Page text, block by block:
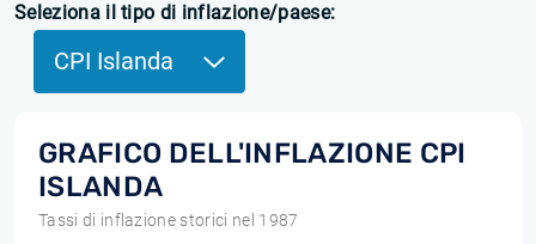
Seleziona il tipo di inflazione/paese:
CPI Islanda
GRAFICO DELL'INFLAZIONE CPI
ISLANDA
Tassi di inflazione storici nel 1987